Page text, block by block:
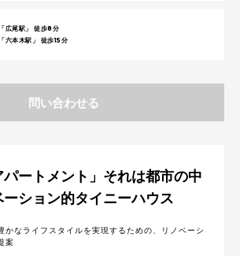
広尾駅」 徒歩8分
六本木駅」 徒歩15分
問い合わせる
パートメント」それは都市の中
ション的タイニーハウス
かなライフスタイルを実現するための、リノベーシ
案